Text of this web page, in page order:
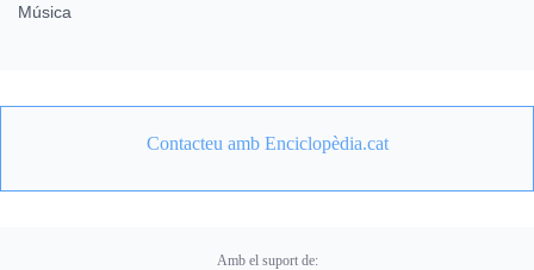
Música
Contacteu amb Enciclopèdia.cat
Amb el suport de: